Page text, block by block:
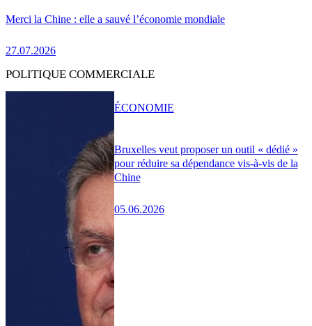
Merci la Chine : elle a sauvé l’économie mondiale
27.07.2026
POLITIQUE COMMERCIALE
Bruxelles veut proposer un outil « dédié »
pour réduire sa dépendance vis-à-vis de la
Chine
05.06.2026
ÉCONOMIE